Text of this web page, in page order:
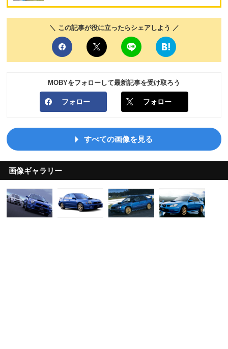
＼ この記事が役に立ったらシェアしよう ／
MOBYをフォローして最新記事を受け取ろう
フォロー フォロー
すべての画像を見る
画像ギャラリー